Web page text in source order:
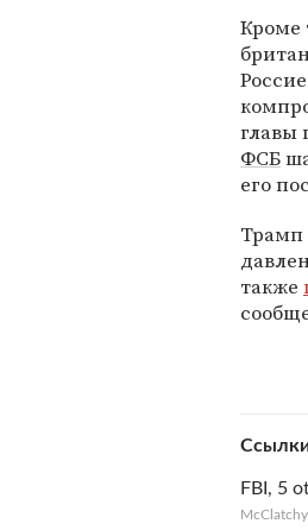
Кроме
главы
ФСБ
его
Трамп
также
FBI, 5
McClatchy